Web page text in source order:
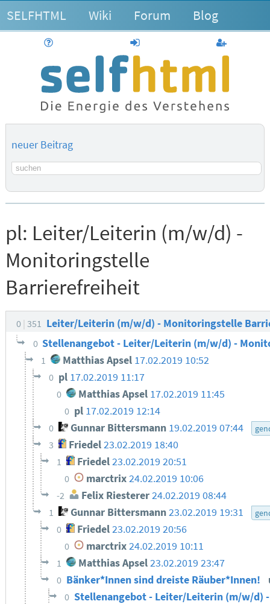
SELFHTML Wiki Forum Blog
anmelden
neuer Beitrag
Suchbegriff
pl: Leiter/Leiterin (m/w/d) -
Monitoringstelle
Barrierefreiheit
0 351 Leiter/Leiterin (m/w/d) - Monitoringstelle
0 Stellenangebot - Leiter/Leiterin (m/w/d) -
1 Matthias Apsel 17.02.2019 10:52
0 pl 17.02.2019 11:17
0 Matthias Apsel 17.02.2019 11:45
0 pl 17.02.2019 12:14
0 Gunnar Bittersmann 19.02.2019 07:44
3 Friedel23.02.2019 18:40
1 Friedel 23.02.2019 20:51
0 marctrix24.02.2019 10:06
-2 Felix Riesterer24.02.2019 08:44
1 Gunnar Bittersmann23.02.2019 19:31
0 Friedel 23.02.2019 20:56
0 marctrix24.02.2019 10:11
1 Matthias Apsel23.02.2019 23:47
0 Bänker*Innen sind dreiste Räuber*Innen!
0 Stellenangebot - Leiter/Leiterin (m/w/